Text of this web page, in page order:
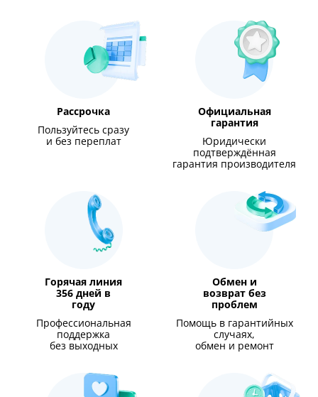
Рассрочка
Пользуйтесь сразу
и без переплат
Официальная
гарантия
Юридически
подтверждённая
гарантия производителя
Горячая линия
356 дней в
году
Профессиональная
поддержка
без выходных
Обмен и
возврат без
проблем
Помощь в гарантийных
случаях,
обмен и ремонт